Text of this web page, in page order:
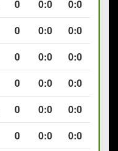
0 0:0
0:0
0 0:0
0:0
0 0:0
0:0
0 0:0
0:0
0 0:0
0:0
0 0:0
0:0